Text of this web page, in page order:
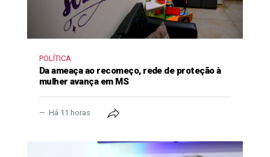
POLÍTICA
Da ameaça ao recomeço, rede de proteção à
mulher avança em MS
Há 11 horas